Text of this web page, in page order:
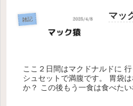
雑記 マッ
ここ２日間はマクドナルドに
シュセットで満腹です。 胃袋
か？ この後もう一食は食べた